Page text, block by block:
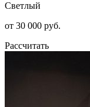
Светлый
от 30 000 руб.
Рассчитать